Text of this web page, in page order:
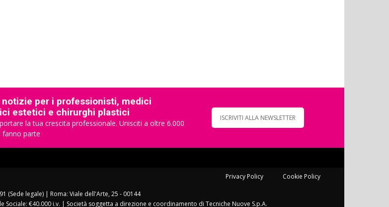
per i professionisti, medici
estetici e chirurghi plastici
la tua crescita professionale. Unisciti a oltre 6.000
fanno parte
ISCRIVITI ALLA NEWSLETTER
Privacy Policy Cookie Policy
(Sede legale) | Roma: Viale dell'Arte, 25 - 00144
Sociale: €40.000 i.v. | Società soggetta a direzione e coordinamento di Tecniche Nuove S.p.A.